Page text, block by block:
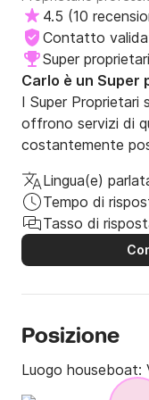
4.5 (10
Contatto
Super
Carlo è un Super
I Super Proprietari
offrono servizi di
costantemente
Lingua(e)
Tempo di
Tasso di
Posizione
Luogo houseboat: